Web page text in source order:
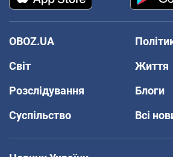
OBOZ.UA
Світ
Життя
Розслідування
Блоги
Суспільство
Всі